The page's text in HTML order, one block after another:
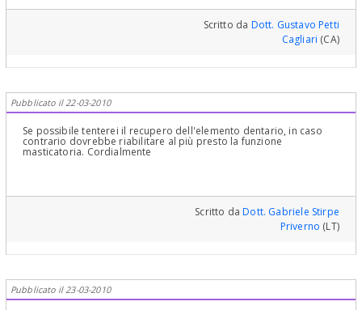
Scritto da Dott. Gustavo Petti
Cagliari (CA)
Pubblicato il 22-03-2010
Se possibile tenterei il recupero dell'elemento dentario, in caso
contrario dovrebbe riabilitare al più presto la funzione
masticatoria. Cordialmente
Scritto daDott. Gabriele Stirpe
Priverno (LT)
Pubblicato il 23-03-2010